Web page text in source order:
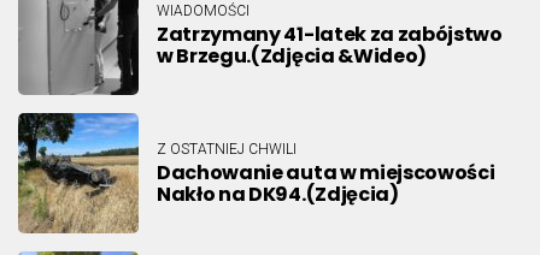
WIADOMOŚCI
Zatrzymany 41-latek za zabójstwo
w Brzegu.(Zdjęcia &Wideo)
Z OSTATNIEJ CHWILI
Dachowanie auta w miejscowości
Nakło na DK94.(Zdjęcia)